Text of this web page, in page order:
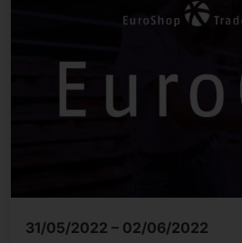
31/05/2022 – 02/06/2022